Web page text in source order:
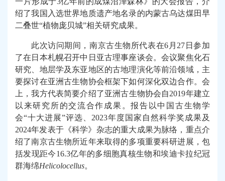
绍了我国入选世界地质遗产地名录的内蒙古乌达煤田早
二叠世“植物庞贝城”相关研究成果。
此次访问期间，南京古生物所代表在6月27日参加
了在日本札幌召开中日亚古理事座谈会。会议聚焦化石
研究、地层学及东亚地区的古地理演化等前沿领域，主
要探讨在亚洲古生物协会框架下如何深化双边合作。 会
上，我方代表简要介绍了亚洲古生物协会自2019年建立
以来研究所的交流合作成果。报告以中国古生物学
会“十大进展”评选、2023年度国家自然科学奖成果及
2024年发表于《科学》杂志的重大成果为脉络，重点介
绍了南京古生物所近年来取得的多项重要科研进展，包
括发现距今16.3亿年的多细胞真核生物和埃迪卡拉纪冠
群海绵Helicolocellus。